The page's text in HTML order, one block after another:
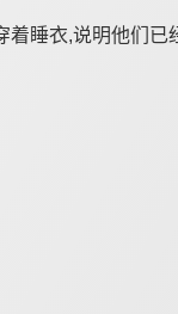
睡衣,说明他们已